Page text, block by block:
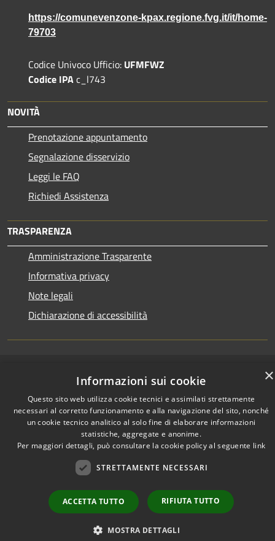
https://comunevenzone-kpax.regione.fvg.it/it/home-
79703
Codice Univoco Ufficio: UFMFWZ
Codice IPAc_l743
NOVITÀ
Prenotazione appuntamento
Segnalazione disservizio
Leggi le FAQ
Richiedi Assistenza
TRASPARENZA
Amministrazione Trasparente
Informativa privacy
Note legali
Dichiarazione di accessibilità
Privacy
Cookie
Copyright © 2026 • Town of •
Admin access
×
Informazioni sui cookie
Questo sito web utilizza cookie tecnici e assimilati strettamente
necessari al corretto funzionamento e alla navigazione del sito, nonché
un cookie tecnico analitico al solo fine di elaborare informazioni
statistiche, aggregate e anonime.
Per maggiori dettagli, può consultare la cookie policy al seguente link
STRETTAMENTE NECESSARI
ACCETTA TUTTO RIFIUTA TUTTO
MOSTRA DETTAGLI